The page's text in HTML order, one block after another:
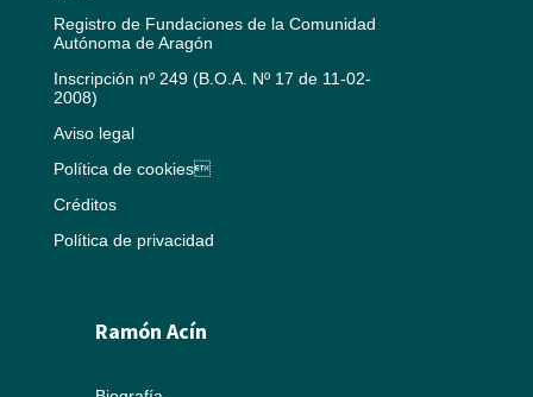
Registro de Fundaciones de la Comunidad
Autónoma de Aragón
Inscripción nº 249 (B.O.A. Nº 17 de 11-02-
2008)
Aviso legal
Política de cookies
Créditos
Política de privacidad
Ramón Acín